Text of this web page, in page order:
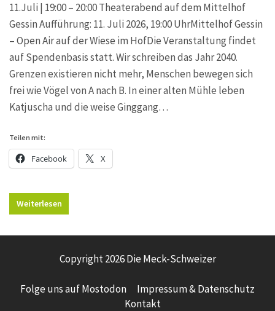
11.Juli | 19:00 – 20:00 Theaterabend auf dem Mittelhof
Gessin Aufführung: 11. Juli 2026, 19:00 UhrMittelhof Gessin
– Open Air auf der Wiese im HofDie Veranstaltung findet
auf Spendenbasis statt. Wir schreiben das Jahr 2040.
Grenzen existieren nicht mehr, Menschen bewegen sich
frei wie Vögel von A nach B. In einer alten Mühle leben
Katjuscha und die weise Ginggang…
Teilen mit:
Facebook X
Weiterlesen
Copyright 2026 Die Meck-Schweizer
Folge uns auf Mostodon
Impressum & Datenschutz
Kontakt